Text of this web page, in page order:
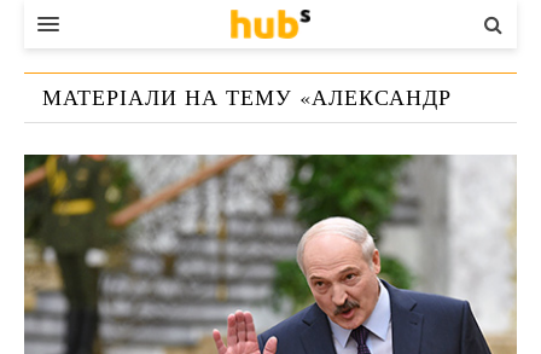
ВЛАДА
ЕКОНОМІКА
БІЗНЕС
СТАРТЕР
КОНТАКТИ
МАТЕРІАЛИ НА ТЕМУ «АЛЕКСАНДР